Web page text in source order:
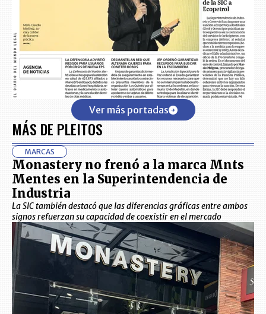
Ver más portadas
MÁS DE PLEITOS
MARCAS
Monastery no frenó a la marca Mnts
Mentes en la Superintendencia de
Industria
La SIC también destacó que las diferencias gráficas entre ambos
signos refuerzan su capacidad de coexistir en el mercado